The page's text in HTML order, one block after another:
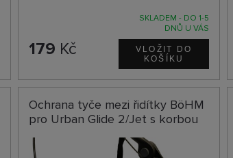
SKLADEM - DO 1-5
DNŮ U VÁS
179 Kč
Ochrana tyče mezi řidítky BöHM
pro Urban Glide 2/Jet s korbou